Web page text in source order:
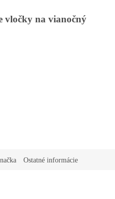
vločky na vianočný
Ostatné informácie